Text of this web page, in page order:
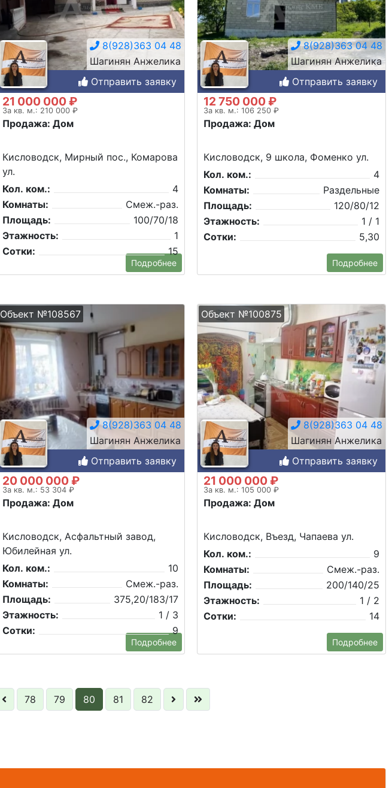
8(928)363 04 48
Шагинян Анжелика
Отправить заявку
21 000 000 ₽
За кв. м.: 210 000 ₽
Продажа: Дом
Кисловодск, Мирный пос., Комарова
ул.
Кол. ком.:
4
Комнаты:
Смеж.-раз.
Площадь:
100/70/18
Этажность:
1
Сотки:
15
Подробнее
8(928)363 04 48
Шагинян Анжелика
Отправить заявку
12 750 000 ₽
За кв. м.: 106 250 ₽
Продажа: Дом
Кисловодск, 9 школа, Фоменко ул.
Кол. ком.:
4
Комнаты:
Раздельные
Площадь:
120/80/12
Этажность:
1 / 1
Сотки:
5,30
Подробнее
Объект №108567
8(928)363 04 48
Шагинян Анжелика
Отправить заявку
20 000 000 ₽
За кв. м.: 53 304 ₽
Продажа: Дом
Кисловодск, Асфальтный завод,
Юбилейная ул.
Кол. ком.:
10
Комнаты:
Смеж.-раз.
Площадь:
375,20/183/17
Этажность:
1 / 3
Сотки:
9
Подробнее
Объект №100875
8(928)363 04 48
Шагинян Анжелика
Отправить заявку
21 000 000 ₽
За кв. м.: 105 000 ₽
Продажа: Дом
Кисловодск, Въезд, Чапаева ул.
Кол. ком.:
9
Комнаты:
Смеж.-раз.
Площадь:
200/140/25
Этажность:
1 / 2
Сотки:
14
Подробнее
78 79 80 81 82